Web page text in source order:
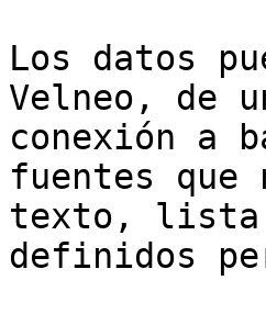
Los datos
Velneo, de
conexión a
fuentes que
texto, lista
definidos